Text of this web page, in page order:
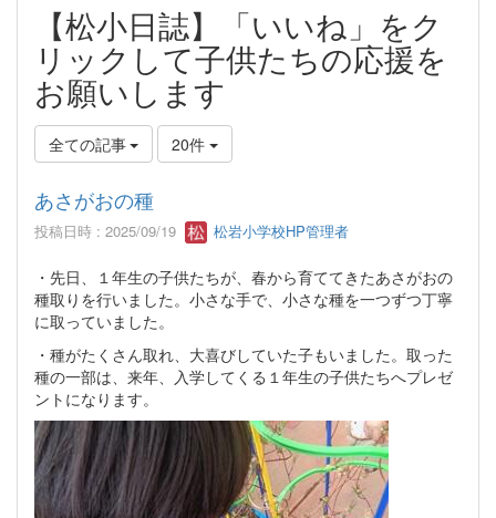
【松小日誌】「いいね」をク
リックして子供たちの応援を
お願いします
全ての記事 20件
あさがおの種
投稿日時 : 2025/09/19 松岩小学校HP管理者
・先日、１年生の子供たちが、春から育ててきたあさがおの
種取りを行いました。小さな手で、小さな種を一つずつ丁寧
に取っていました。
・種がたくさん取れ、大喜びしていた子もいました。取った
種の一部は、来年、入学してくる１年生の子供たちへプレゼ
ントになります。